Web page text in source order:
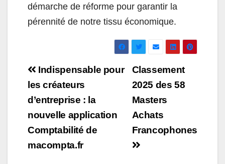
démarche de réforme pour garantir la
pérennité de notre tissu économique.
Navigation
de
l’article
Classement
2025 des 58
Masters
Achats
Francophones
Indispensable pour
les créateurs
d’entreprise : la
nouvelle application
Comptabilité de
macompta.fr